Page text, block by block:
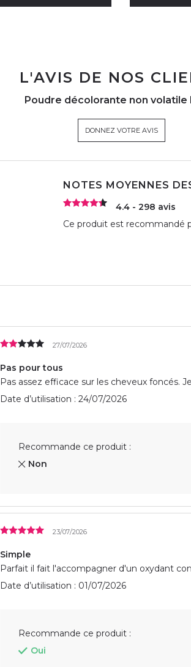
L'AVIS DE NOS
Poudre décolorante non volatile
DONNEZ VOTRE AVIS
NOTES MOYENNES
4.4 - 298 avis
Ce produit est recommandé
27/07/2026
Pas pour tous
Pas assez efficace sur les cheveux foncés.
Date d’utilisation : 24/07/2026
Recommande ce produit :
Non
23/07/2026
Simple
Parfait il fait l'accompagner d'un oxydant
Date d’utilisation : 01/07/2026
Recommande ce produit :
Oui